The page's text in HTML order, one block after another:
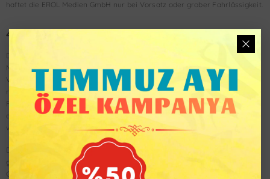
haftet die EROL Medien GmbH nur bei Vorsatz oder grober Fahrlässigkeit.
4. Vertragsdauer und Kündigung
Die Bestellung des Abonnements gilt zunächst für die Dauer von 12
Monaten. Das Abonnement verlängert sich nach Ablauf der vereinbarten
Vertragslaufzeit jeweils auf unbestimmte Zeit, wenn der Abonnent nicht
rechtzeitig kündigt. Der Abonnent kann den Vertrag jederzeit mit einer
Frist von einem Monat zum Ende des nächsten Monats kündigen, wie es
die gesetzlichen Regelungen für Abonnementverträge (§ 309 Nr. 9 BGB)
vorsehen.
Das Recht beider Parteien, den Vertrag aus wichtigem Grund,
gegebenenfalls auch fristlos zu kündigen, bleibt unberührt. Ein wichtiger
Grund liegt insbesondere bei Zahlungsverzug oder bei einem